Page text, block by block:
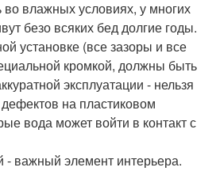
во влажных условиях, у многих
безо всяких бед долгие годы.
установке (все зазоры и все
кромкой, должны быть
эксплуатации - нельзя
на пластиковом
вода может войти в контакт с
важный элемент интерьера.